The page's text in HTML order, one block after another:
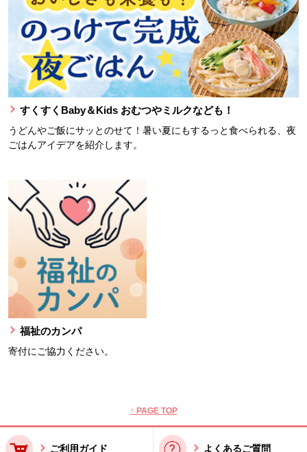
すくすくBaby＆Kids おむつやミルクなども！
うどんやご飯にサッとのせて！暑い夏にもするっと食べられる、夜
ごはんアイデアを紹介します。
福祉のカンパ
寄付にご協力ください。
↑ PAGE TOP
ご利用ガイド よくあるご質問